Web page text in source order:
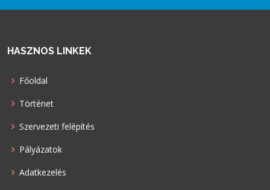
HASZNOS LINKEK
Főoldal
Történet
Szervezeti felépítés
Pályázatok
Adatkezelés